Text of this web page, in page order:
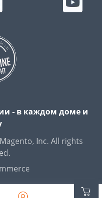
- в каждом доме и
Inc. All rights